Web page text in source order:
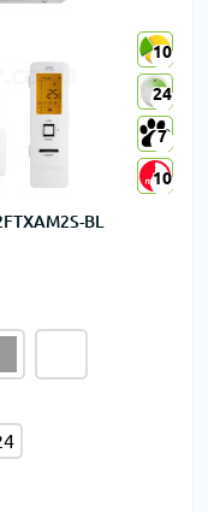
10
24
7
10
10
24
7
10
BL